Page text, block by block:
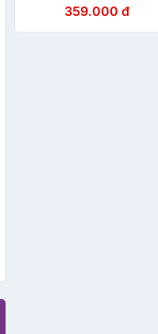
Reverse Disease
359.000 đ